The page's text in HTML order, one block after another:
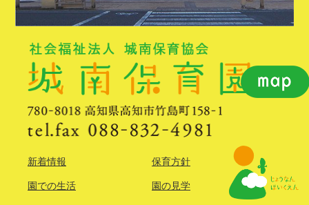
新着情報 保育方針
園での生活 園の見学